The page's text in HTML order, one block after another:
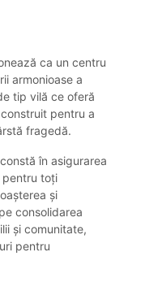
ca un centru
armonioase a
tip vilă ce oferă
pentru a
fragedă.
în asigurarea
pentru toți
și
consolidarea
și comunitate,
pentru